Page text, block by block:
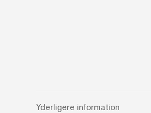
Yderligere information